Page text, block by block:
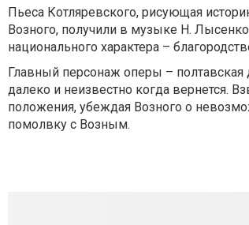
Пьеса Котляревского, рисующая
Возного, получили в музыке Н.
национального характера –
Главный персонаж оперы –
далеко и неизвестно когда вернется.
положения, убеждая Возного о
помолвку с Возным.